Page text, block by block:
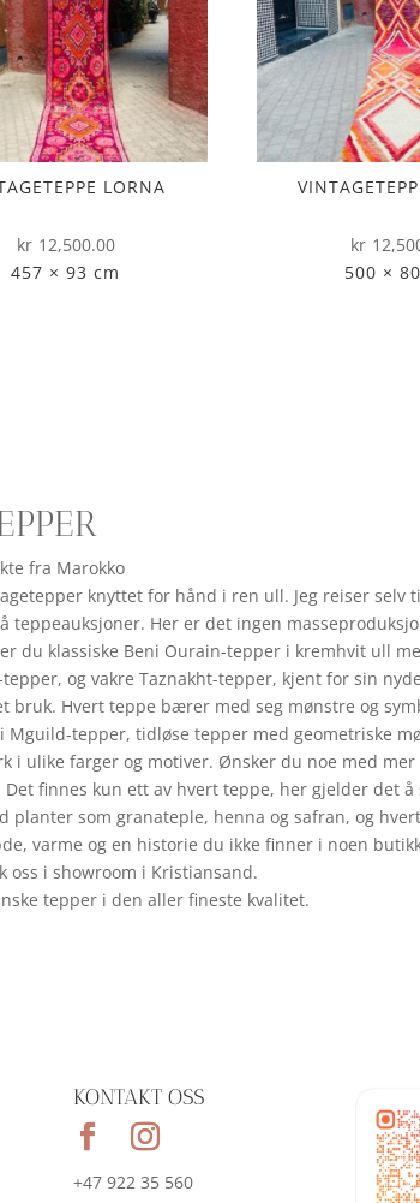
LORNA
kr 12,500.00
457 × 93 cm
kr
500 ×
fra Marokko
knyttet for hånd i ren ull. Jeg reiser selv
Her er det ingen
du klassiske Beni Ourain-tepper i kremhvit ull
og vakre Taznakht-tepper, kjent for sin
Hvert teppe bærer med seg mønstre og
tepper, tidløse tepper med geometriske
ulike farger og motiver. Ønsker du noe med mer
finnes kun ett av hvert teppe, her gjelder det å
som granateple, henna og safran, og
varme og en historie du ikke finner i noen
oss i showroom i Kristiansand.
tepper i den aller fineste kvalitet.
KONTAKT OSS
+47 922 35 560